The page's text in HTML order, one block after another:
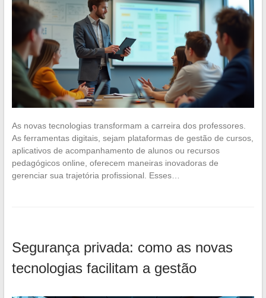
As novas tecnologias transformam a carreira dos professores.
As ferramentas digitais, sejam plataformas de gestão de cursos,
aplicativos de acompanhamento de alunos ou recursos
pedagógicos online, oferecem maneiras inovadoras de
gerenciar sua trajetória profissional. Esses…
Segurança privada: como as novas
tecnologias facilitam a gestão